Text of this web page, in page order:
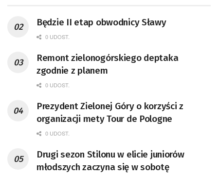
Będzie II etap obwodnicy Sławy
0 UDOST.
Remont zielonogórskiego deptaka
zgodnie z planem
0 UDOST.
Prezydent Zielonej Góry o korzyści z
organizacji mety Tour de Pologne
0 UDOST.
Drugi sezon Stilonu w elicie juniorów
młodszych zaczyna się w sobotę